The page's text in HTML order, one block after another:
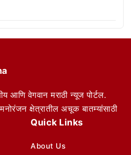
आणि वेगवान मराठी न्यूज पोर्टल.
क्षेत्रातील अचूक बातम्यांसाठी
Quick Links
About Us